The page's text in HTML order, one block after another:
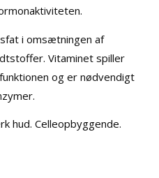
i omsætningen af
Vitaminet spiller
og er nødvendigt
hud. Celleopbyggende.